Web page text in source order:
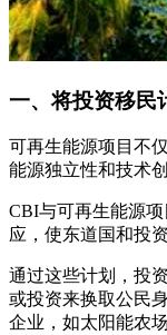
一、将投资移民
可再生能源项目不
能源独立性和技术创
CBI与可再生能源
应，使东道国和投
通过这些计划，投
或投资来换取公民
企业，如太阳能农